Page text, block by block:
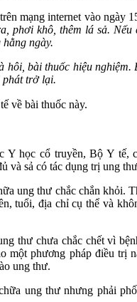
mạng internet vào ngày
phơi khô, thêm lá sả.
ngày.
hôi, bài thuốc hiệu
phát trở lại.
về bài thuốc này.
Y học cổ truyền, Bộ Y tế,
và sả có tác dụng trị ung
ung thư chắc chắn khỏi.
tuổi, địa chỉ cụ thể và
thư chưa chắc chết vì
một phương pháp điều trị
ung thư.
ung thư nhưng phải